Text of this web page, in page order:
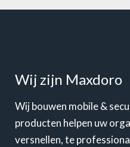
Wij zijn Maxdoro
Wij bouwen mobile &
producten helpen uw
versnellen, te